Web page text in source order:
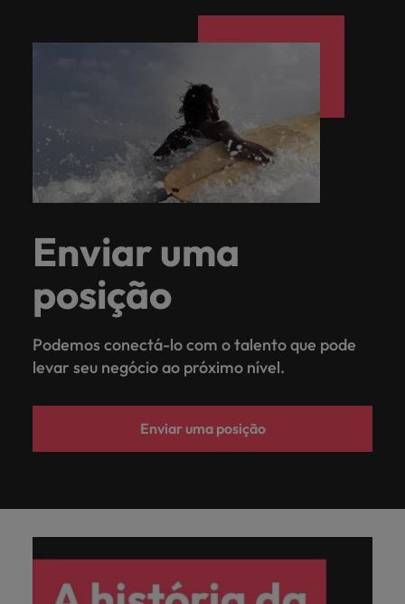
Enviar uma
posição
Podemos conectá-lo com o talento que pode
levar seu negócio ao próximo nível.
Enviar uma posição